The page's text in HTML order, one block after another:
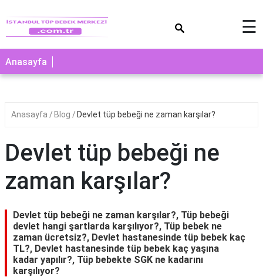
☰
Anasayfa
Anasayfa Blog Devlet tüp bebeği ne zaman karşılar?
Devlet tüp bebeği ne
zaman karşılar?
Devlet tüp bebeği ne zaman karşılar?, Tüp bebeği
devlet hangi şartlarda karşılıyor?, Tüp bebek ne
zaman ücretsiz?, Devlet hastanesinde tüp bebek kaç
TL?, Devlet hastanesinde tüp bebek kaç yaşına
kadar yapılır?, Tüp bebekte SGK ne kadarını
karşılıyor?